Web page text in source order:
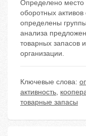
Определено место
оборотных
определены
анализа
товарных запасов
организации.
Ключевые слова:
активность,
товарные запасы